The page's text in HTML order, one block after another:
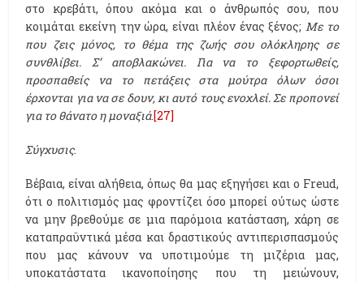
στο κρεβάτι, όπου ακόμα και ο άνθρωπός σου, που
κοιμάται εκείνη την ώρα, είναι πλέον ένας ξένος;Με το
που ζεις μόνος, το θέμα της ζωής σου ολόκληρης σε
συνθλίβει. Σ’ αποβλακώνει. Για να το ξεφορτωθείς,
προσπαθείς να το πετάξεις στα μούτρα όλων όσοι
έρχονται για να σε δουν, κι αυτό τους ενοχλεί. Σε προπονεί
για το θάνατο η μοναξιά.[27]
Σύγχυσις.
Βέβαια, είναι αλήθεια, όπως θα μας εξηγήσει και ο Freud,
ότι ο πολιτισμός μας φροντίζει όσο μπορεί ούτως ώστε
να μην βρεθούμε σε μια παρόμοια κατάσταση, χάρη σε
καταπραϋντικά μέσα και δραστικούς αντιπερισπασμούς
που μας κάνουν να υποτιμούμε τη μιζέρια μας,
υποκατάστατα ικανοποίησης που τη μειώνουν,